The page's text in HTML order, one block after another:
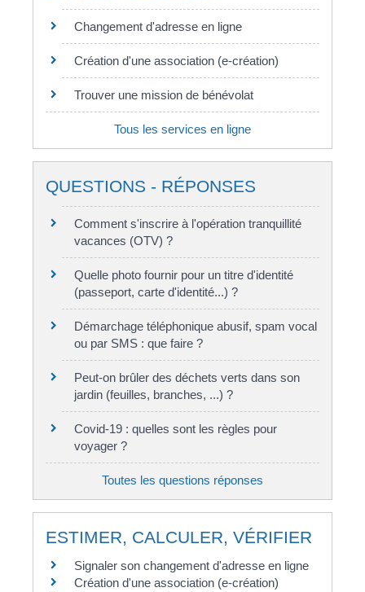
Changement d'adresse en ligne
Création d'une association (e-création)
Trouver une mission de bénévolat
Tous les services en ligne
QUESTIONS - RÉPONSES
Comment s'inscrire à l'opération tranquillité
vacances (OTV) ?
Quelle photo fournir pour un titre d'identité
(passeport, carte d'identité...) ?
Démarchage téléphonique abusif, spam vocal
ou par SMS : que faire ?
Peut-on brûler des déchets verts dans son
jardin (feuilles, branches, ...) ?
Covid-19 : quelles sont les règles pour
voyager ?
Toutes les questions réponses
ESTIMER, CALCULER, VÉRIFIER
Signaler son changement d'adresse en ligne
Création d'une association (e-création)